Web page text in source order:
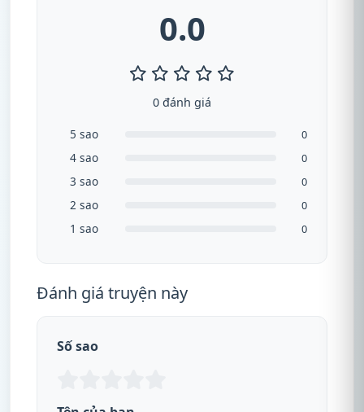
0.0
0 đánh giá
5 sao 0
4 sao 0
3 sao 0
2 sao 0
1 sao 0
Đánh giá truyện này
Số sao